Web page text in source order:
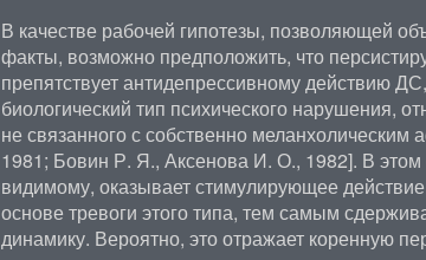
В качестве рабочей гипотезы, позволяющей
факты, возможно предположить, что
препятствует антидепрессивному действию
биологический тип психического нарушения,
не связанного с собственно
1981; Бовин Р. Я., Аксенова И. О., 1982]. В
видимому, оказывает стимулирующее
основе тревоги этого типа, тем самым
динамику. Вероятно, это отражает коренную